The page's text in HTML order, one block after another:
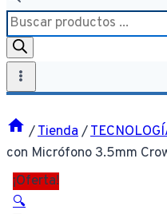
Búsqueda
de
productos
/Tienda/
con Micrófono 3.5mm
¡Oferta!
🔍